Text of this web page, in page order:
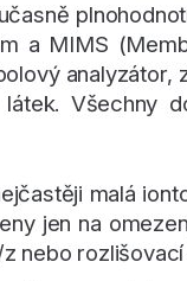
a MIMS
Všechny
malá
jen na
nebo